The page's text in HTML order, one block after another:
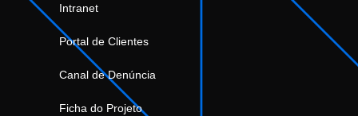
Intranet
Portal de Clientes
Canal de Denúncia
Ficha do Projeto